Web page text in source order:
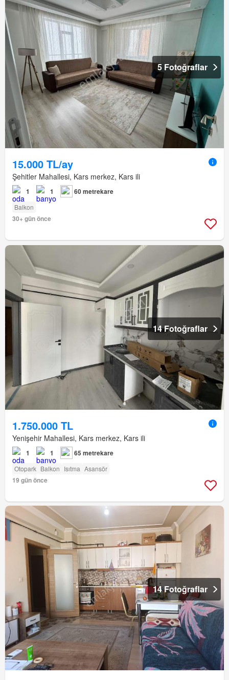
5 Fotoğraflar
15.000 TL/ay
Şehitler Mahallesi, Kars merkez, Kars ili
1 1 60 metrekare
Balkon
30+ gün önce
14 Fotoğraflar
1.750.000 TL
Yenişehir Mahallesi, Kars merkez, Kars ili
1 1 65 metrekare
Otopark Balkon Isıtma Asansör
19 gün önce
14 Fotoğraflar